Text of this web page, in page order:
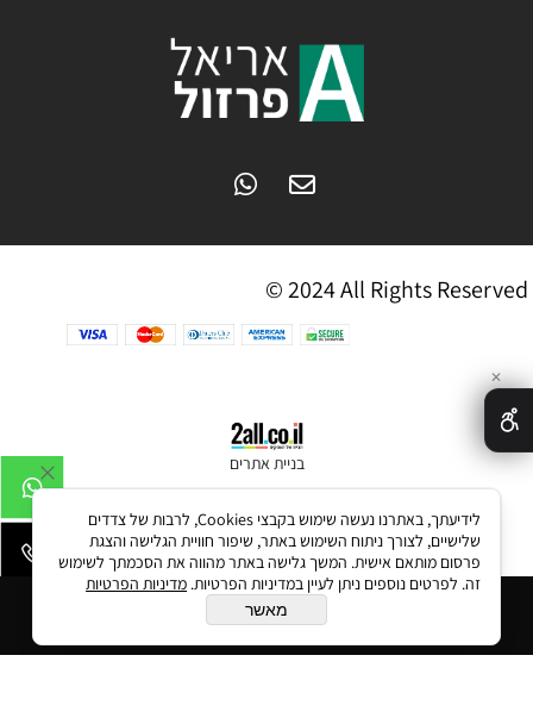
הוסף לסל
© 2024 All Rights Reserved
בניית אתרים
✕
לידיעתך, באתרנו נעשה שימוש בקבצי Cookies, לרבות של צדדים
שלישיים, לצורך ניתוח השימוש באתר, שיפור חוויית הגלישה והצגת
פרסום מותאם אישית. המשך גלישה באתר מהווה את הסכמתך לשימוש
זה. לפרטים נוספים ניתן לעיין במדיניות הפרטיות. מדיניות הפרטיות
מאשר